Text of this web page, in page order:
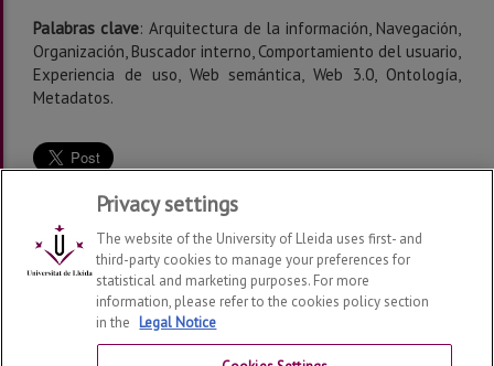
Palabras clave: Arquitectura de la información, Navegación,
Organización, Buscador interno, Comportamiento del usuario,
Experiencia de uso, Web semántica, Web 3.0, Ontología,
Metadatos.
Grup de Recerca en Interacció Persona Ordinador i
Integració de Dades2026
Privacy settings
The website of the University of Lleida uses first- and
third-party cookies to manage your preferences for
statistical and marketing purposes. For more
information, please refer to the cookies policy section
in the Legal Notice